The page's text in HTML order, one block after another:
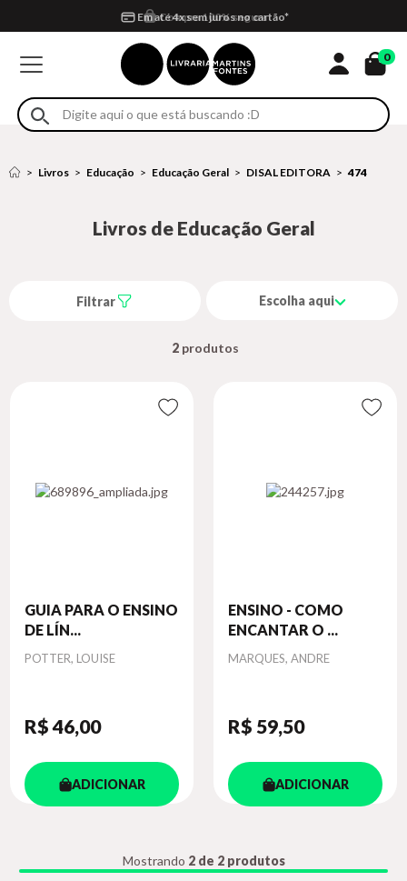
Formas de entrega
Compra 100% segura
Em até 4x sem juros no cartão*
Retire na loja
Eventos
0
Livros Educação Educação Geral DISAL EDITORA 474
Livros de Educação Geral
Filtrar Escolha aqui
2
GUIA PARA O ENSINO
DE LÍN...
Autor
POTTER, LOUISE
R$ 46,00
ADICIONAR
ENSINO - COMO
ENCANTAR O ...
Autor
MARQUES, ANDRE
R$ 59,50
ADICIONAR
Mostrando 2 de 2 produtos